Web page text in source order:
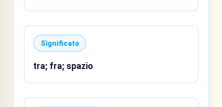
Significato
tra; fra; spazio